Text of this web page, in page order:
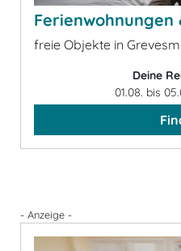
Ferienwohnungen
freie Objekte in
Deine
01.08. bis
- Anzeige -